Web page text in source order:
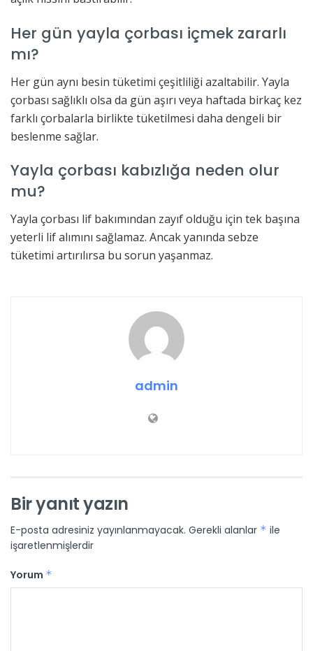
Her gün yayla çorbası içmek zararlı
mı?
Her gün aynı besin tüketimi çeşitliliği azaltabilir. Yayla
çorbası sağlıklı olsa da gün aşırı veya haftada birkaç kez
farklı çorbalarla birlikte tüketilmesi daha dengeli bir
beslenme sağlar.
Yayla çorbası kabızlığa neden olur
mu?
Yayla çorbası lif bakımından zayıf olduğu için tek başına
yeterli lif alımını sağlamaz. Ancak yanında sebze
tüketimi artırılırsa bu sorun yaşanmaz.
admin
Bir yanıt yazın
E-posta adresiniz yayınlanmayacak. Gerekli alanlar * ile
işaretlenmişlerdir
Yorum *